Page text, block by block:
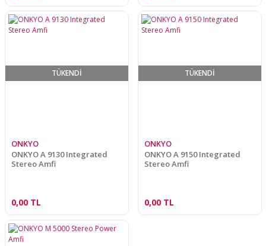
TÜKENDİ
ONKYO
ONKYO A 9130 Integrated
Stereo Amfi
0,00 TL
TÜKENDİ
ONKYO
ONKYO A 9150 Integrated
Stereo Amfi
0,00 TL